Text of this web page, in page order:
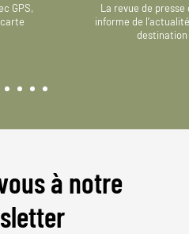
GPS,
La revue de presse
informe de
destination
à notre